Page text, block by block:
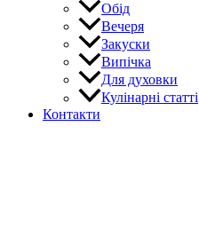
Обід
Вечеря
Закуски
Випічка
Для духовки
Кулінарні статті
Контакти